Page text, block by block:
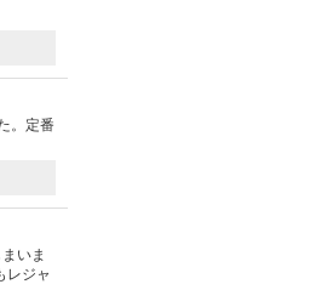
。定番
いま
レジャ